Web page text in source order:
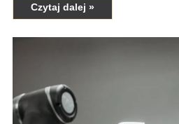
Czytaj dalej »